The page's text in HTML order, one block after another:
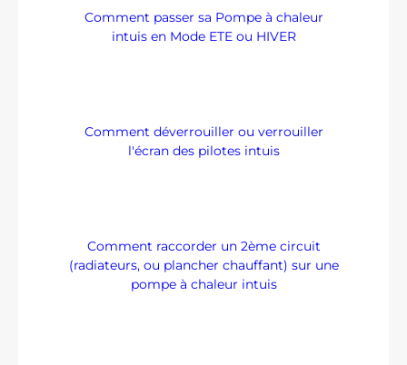
Comment passer sa Pompe à chaleur
intuis en Mode ETE ou HIVER
Comment déverrouiller ou verrouiller
l'écran des pilotes intuis
Comment raccorder un 2ème circuit
(radiateurs, ou plancher chauffant) sur une
pompe à chaleur intuis